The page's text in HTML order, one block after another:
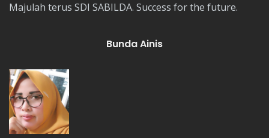
Majulah terus SDI SABILDA. Success for the future.
Bunda Ainis